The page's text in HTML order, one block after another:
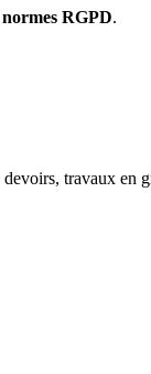
RGPD.
travaux en